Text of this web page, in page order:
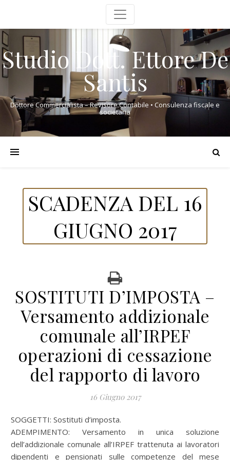
Studio Dott. Ettore De
Santis
Dottore Commercialista – Revisore Contabile • Consulenza fiscale e
societaria
SCADENZA DEL 16
GIUGNO 2017
SOSTITUTI D’IMPOSTA –
Versamento addizionale
comunale all’IRPEF
operazioni di cessazione
del rapporto di lavoro
16 Giugno 2017
SOGGETTI: Sostituti d’imposta.
ADEMPIMENTO: Versamento in unica soluzione
dell’addizionale comunale all’IRPEF trattenuta ai lavoratori
dipendenti e pensionati sulle competenze del mese